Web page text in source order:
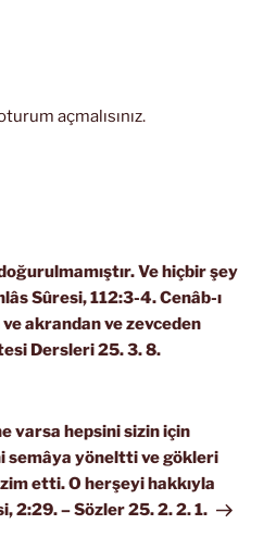
açmalısınız.
Ve hiçbir şey
Sûresi, 112:3-4. Cenâb-ı
akrandan ve zevceden
Dersleri 25. 3. 8.
varsa hepsini sizin için
semâya yöneltti ve gökleri
etti. O herşeyi hakkıyla
2:29. – Sözler 25. 2. 2. 1.